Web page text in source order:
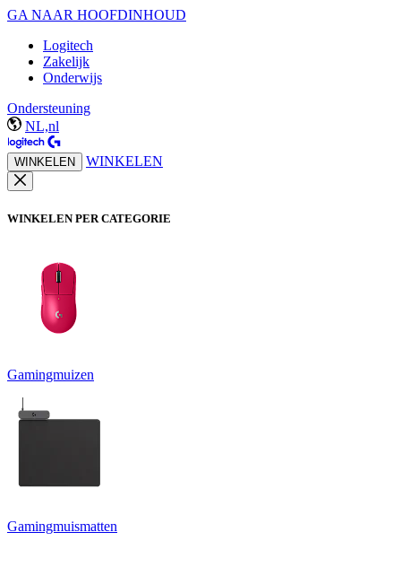
GA NAAR HOOFDINHOUD
Logitech
Zakelijk
Onderwijs
Ondersteuning
NL,nl
WINKELEN WINKELEN
WINKELEN PER CATEGORIE
Gamingmuizen
Gamingmuismatten